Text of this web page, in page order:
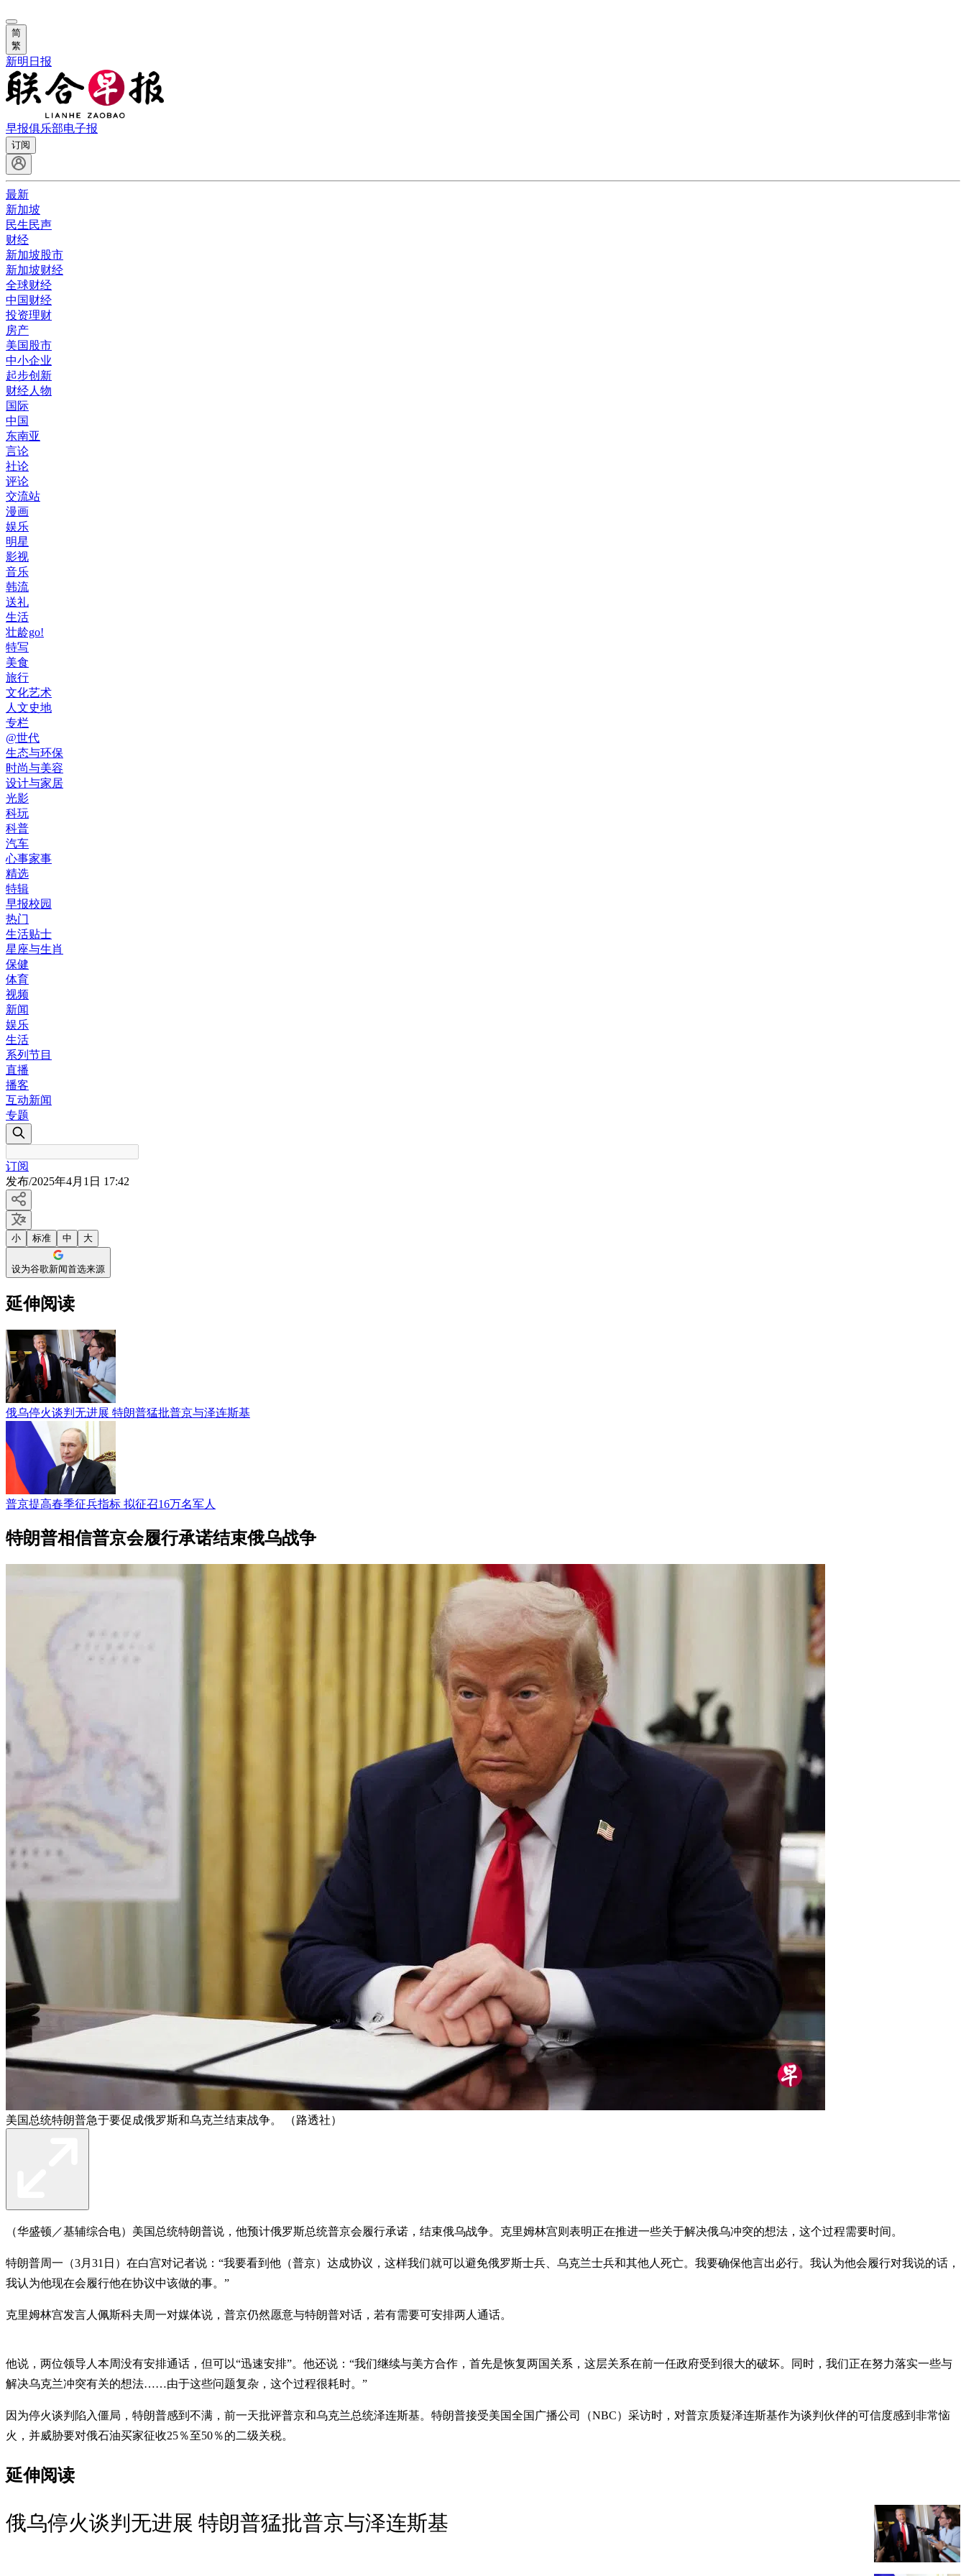
简
繁
新明日报
早报俱乐部电子报
订阅
最新
新加坡
民生民声
财经
新加坡股市
新加坡财经
全球财经
中国财经
投资理财
房产
美国股市
中小企业
起步创新
财经人物
国际
中国
东南亚
言论
社论
评论
交流站
漫画
娱乐
明星
影视
音乐
韩流
送礼
生活
壮龄go!
特写
美食
旅行
文化艺术
人文史地
专栏
@世代
生态与环保
时尚与美容
设计与家居
光影
科玩
科普
汽车
心事家事
精选
特辑
早报校园
热门
生活贴士
星座与生肖
保健
体育
视频
新闻
娱乐
生活
系列节目
直播
播客
互动新闻
专题
订阅
发布/2025年4月1日 17:42
小 标准 中 大
设为谷歌新闻首选来源
延伸阅读
俄乌停火谈判无进展 特朗普猛批普京与泽连斯基
普京提高春季征兵指标 拟征召16万名军人
特朗普相信普京会履行承诺结束俄乌战争
美国总统特朗普急于要促成俄罗斯和乌克兰结束战争。 （路透社）
（华盛顿／基辅综合电）美国总统特朗普说，他预计俄罗斯总统普京会履行承诺，结束俄乌战争。克里姆林宫则表明正在推进一些关于解决俄乌冲突的想法，这个过程需要时间。
特朗普周一（3月31日）在白宫对记者说：“我要看到他（普京）达成协议，这样我们就可以避免俄罗斯士兵、乌克兰士兵和其他人死亡。我要确保他言出必行。我认为他会履行对我说的话，
我认为他现在会履行他在协议中该做的事。”
克里姆林宫发言人佩斯科夫周一对媒体说，普京仍然愿意与特朗普对话，若有需要可安排两人通话。
他说，两位领导人本周没有安排通话，但可以“迅速安排”。他还说：“我们继续与美方合作，首先是恢复两国关系，这层关系在前一任政府受到很大的破坏。同时，我们正在努力落实一些与
解决乌克兰冲突有关的想法……由于这些问题复杂，这个过程很耗时。”
因为停火谈判陷入僵局，特朗普感到不满，前一天批评普京和乌克兰总统泽连斯基。特朗普接受美国全国广播公司（NBC）采访时，对普京质疑泽连斯基作为谈判伙伴的可信度感到非常恼
火，并威胁要对俄石油买家征收25％至50％的二级关税。
延伸阅读
俄乌停火谈判无进展 特朗普猛批普京与泽连斯基